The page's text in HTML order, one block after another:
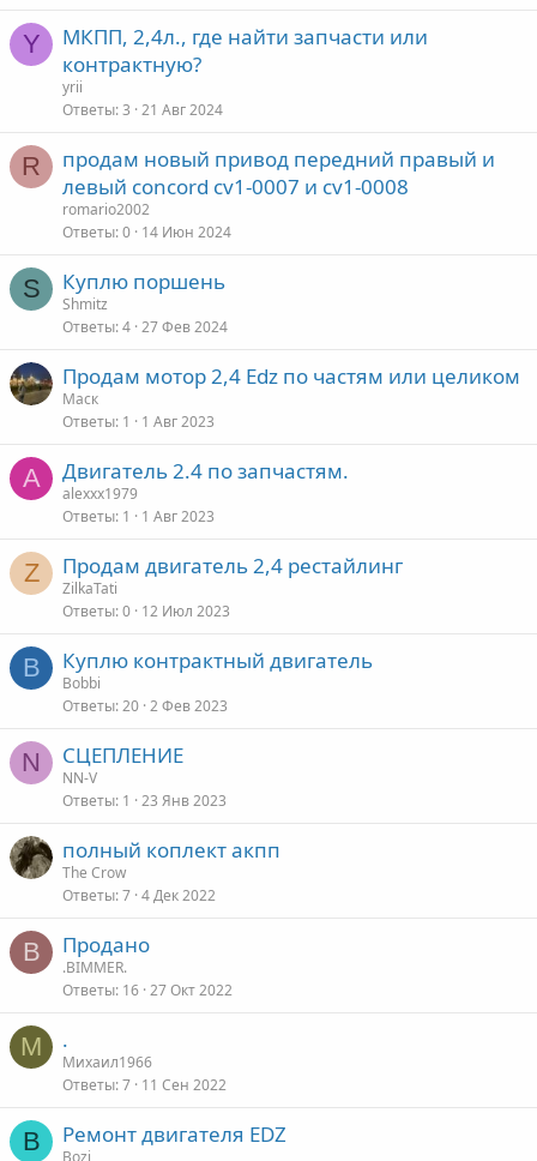
Y
МКПП, 2,4л., где найти запчасти или
контрактную?
yrii
Ответы 3 21 Авг 2024
R
продам новый привод передний правый и
левый concord cv1-0007 и cv1-0008
romario2002
Ответы 0 14 Июн 2024
S Куплю поршень
Shmitz
Ответы 4 27 Фев 2024
Продам мотор 2,4 Edz по частям или целиком
Маск
Ответы 1 1 Авг 2023
A Двигатель 2.4 по запчастям.
alexxx1979
Ответы 1 1 Авг 2023
Z Продам двигатель 2,4 рестайлинг
ZilkaTati
Ответы 0 12 Июл 2023
B Куплю контрактный двигатель
Bobbi
Ответы 20 2 Фев 2023
N СЦЕПЛЕНИЕ
NN-V
Ответы 1 23 Янв 2023
полный коплект акпп
The Crow
Ответы 7 4 Дек 2022
B Продано
.BIMMER.
Ответы 16 27 Окт 2022
М .
Михаил1966
Ответы 7 11 Сен 2022
B Ремонт двигателя EDZ
Bozi